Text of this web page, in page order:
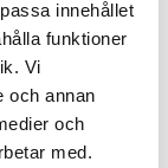
innehållet
funktioner
Vi
och annan
och
med.
information om